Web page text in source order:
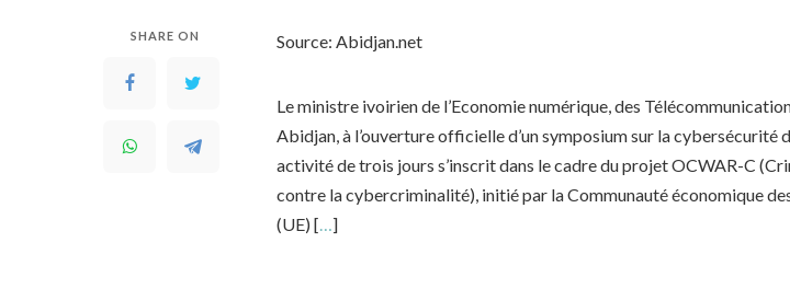
SHARE ON Source: Abidjan.net
Le ministre ivoirien de l’Economie numérique, des
Abidjan, à l’ouverture officielle d’un symposium sur la
activité de trois jours s’inscrit dans le cadre du projet OCWAR-C
contre la cybercriminalité), initié par la Communauté économique
(UE) […]